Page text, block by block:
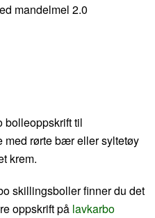
mandelmel 2.0
bolleoppskrift til
med rørte bær eller syltetøy
krem.
skillingsboller finner du det
oppskrift på lavkarbo